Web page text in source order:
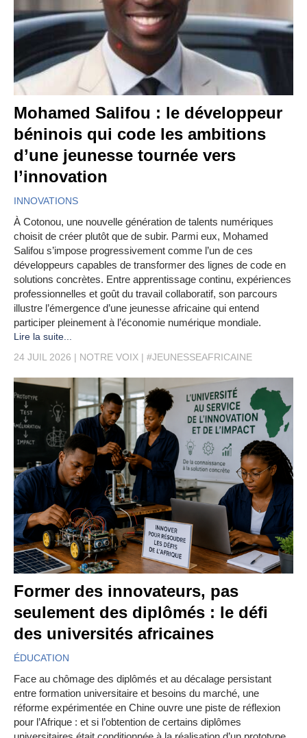
Mohamed Salifou : le développeur
béninois qui code les ambitions
d’une jeunesse tournée vers
l’innovation
INNOVATIONS
À Cotonou, une nouvelle génération de talents numériques
choisit de créer plutôt que de subir. Parmi eux, Mohamed
Salifou s’impose progressivement comme l’un de ces
développeurs capables de transformer des lignes de code en
solutions concrètes. Entre apprentissage continu, expériences
professionnelles et goût du travail collaboratif, son parcours
illustre l’émergence d’une jeunesse africaine qui entend
participer pleinement à l’économie numérique mondiale.
Lire la suite...
24 JUIL 2026
NOTRE VOIX #JEUNESSEAFRICAINE
Former des innovateurs, pas
seulement des diplômés : le défi
des universités africaines
ÉDUCATION
Face au chômage des diplômés et au décalage persistant
entre formation universitaire et besoins du marché, une
réforme expérimentée en Chine ouvre une piste de réflexion
pour l’Afrique : et si l’obtention de certains diplômes